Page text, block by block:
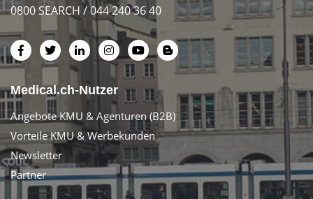
0800 SEARCH / 044 240 36 40
Medical.ch-Nutzer
Angebote KMU & Agenturen (B2B)
Vorteile KMU & Werbekunden
Newsletter
Partner